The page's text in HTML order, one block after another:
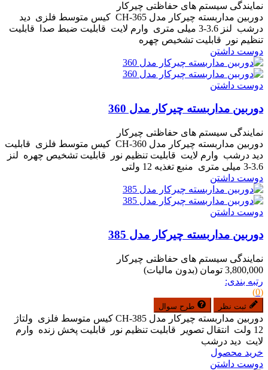
نمایندگی سیستم های حفاظتی چیرکار
دوربین مداربسته چیرکار مدل CH-365 کیس متوسط فلزی دید
درشب لنز 3.6-3 میلی متری وارم لایت قابلیت ضبط صدا قابلیت
تنظیم نور قابلیت تشخیص چهره
دوست داشتن
دوست داشتن
دوربین مداربسته چیرکار مدل 360
نمایندگی سیستم های حفاظتی چیرکار
دوربین مداربسته چیرکار مدل CH-360 کیس متوسط فلزی قابلیت
دید درشب وارم لایت قابلیت تنظیم نور قابلیت تشخیص چهره لنز
3.6-3 میلی متری منبع تغذیه 12 ولتی
دوست داشتن
دوست داشتن
دوربین مداربسته چیرکار مدل 385
نمایندگی سیستم های حفاظتی چیرکار
3,800,000 تومان
(بدون مالیات)
رتبه بندی:
(0)
ثبت نظر طرح سوال
دوربین مداربسته چیرکار مدل CH-385 کیس متوسط فلزی ولتاژ
12 ولت انتقال تصویر قابلیت تنظیم نور قابلیت پخش زنده وارم
لایت دید درشب
خرید محصول
دوست داشتن